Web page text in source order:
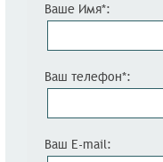
Ваше Имя*:
Ваш телефон*:
Ваш E-mail: